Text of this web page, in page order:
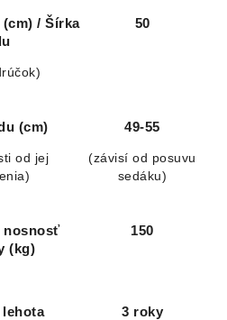
/ Šírka
50
(cm)
od jej
49-55
(závisí od posuvu
sedáku)
nosnosť
(kg)
150
lehota 3 roky